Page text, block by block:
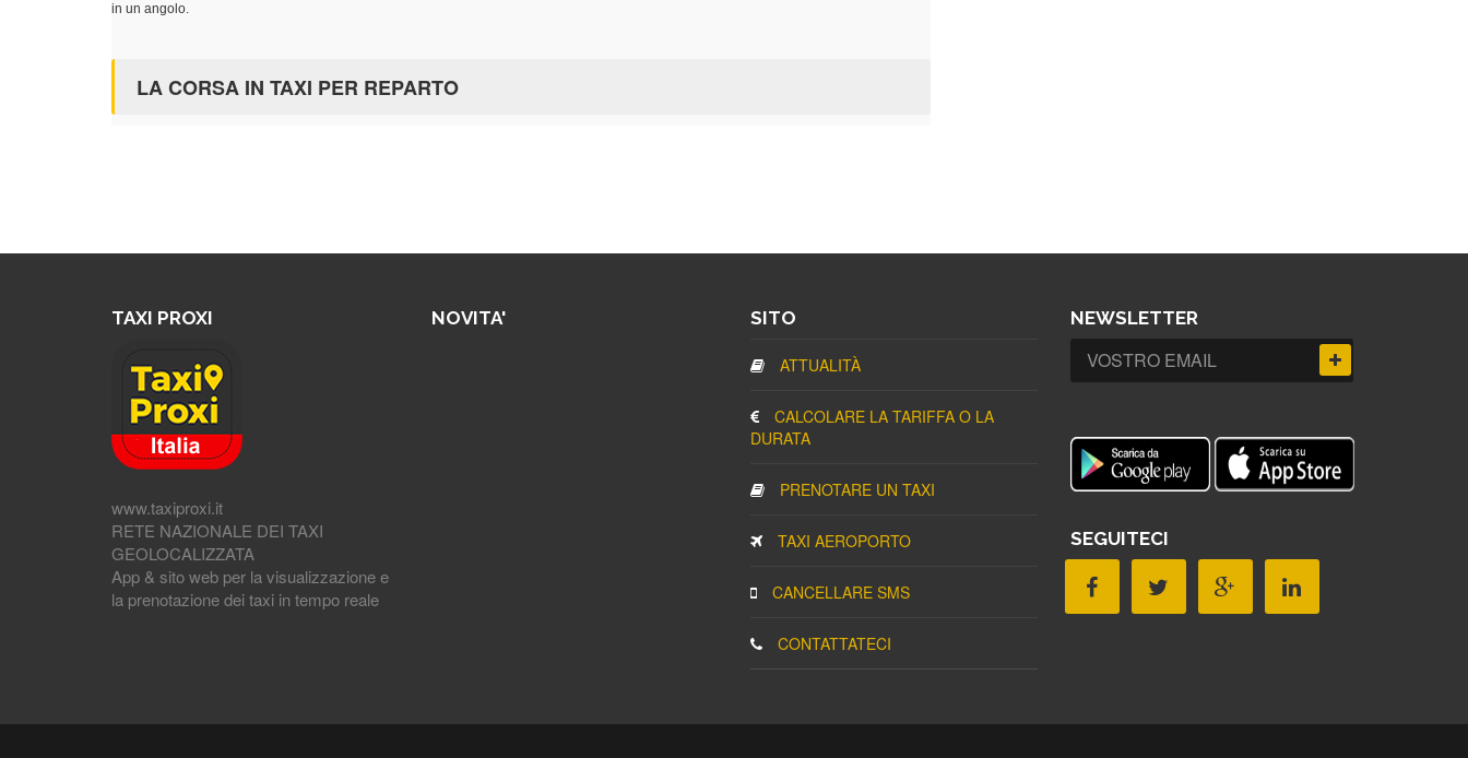
in un angolo.
LA CORSA IN TAXI PER REPARTO
TAXI PROXI
www.taxiproxi.it
RETE NAZIONALE DEI TAXI
GEOLOCALIZZATA
App & sito web per la visualizzazione e
la prenotazione dei taxi in tempo reale
NOVITA' SITO
ATTUALITÀ
CALCOLARE LA TARIFFA O LA
DURATA
PRENOTARE UN TAXI
TAXI AEROPORTO
CANCELLARE SMS
CONTATTATECI
NEWSLETTER
SEGUITECI